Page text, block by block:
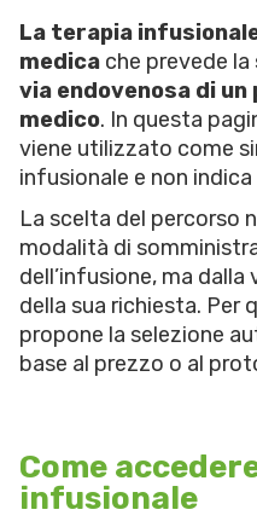
La terapia
medica che prevede la
via endovenosa di
medico. In questa
viene utilizzato come
infusionale e non
La scelta del percorso
modalità di
dell’infusione, ma
della sua richiesta. Per
propone la selezione
base al prezzo o al
Come
infusionale